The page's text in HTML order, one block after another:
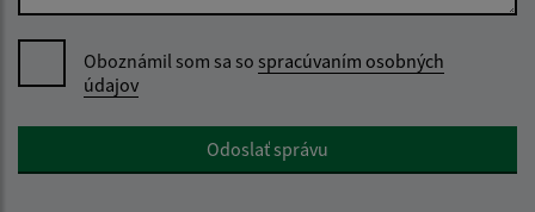
Oboznámil som sa so spracúvaním osobných
údajov
Google reCaptcha ResponseOdoslať správu